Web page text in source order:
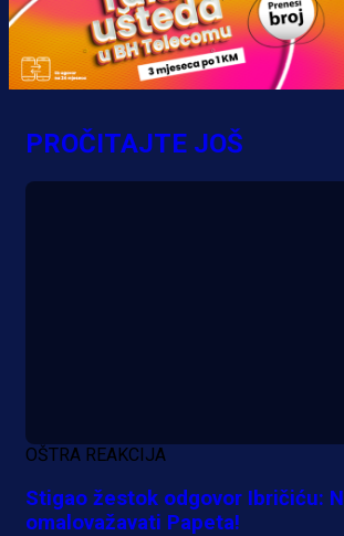
PROČITAJTE JOŠ
OŠTRA REAKCIJA
Stigao žestok odgovor Ibričiću:
omalovažavati Papeta!